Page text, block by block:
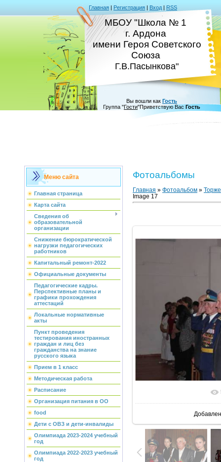
Главная | Регистрация | Вход | RSS
МБОУ "Школа № 1
г. Ардона
имени Героя Советского
Союза
Г.В.Пасынкова"
Вы вошли как Гость
Группа "Гости"Приветствую Вас Гость
Меню сайта
Главная страница
Карта сайта
Сведения об
образовательной
организации
Снижение бюрократической
нагрузки педагогических
работников
Капитальный ремонт-2022
Официальные документы
Педагогические кадры.
Перспективные планы и
графики прохождения
аттестаций
Локальные нормативные
акты
Пункт проведения
тестирования иностранных
граждан и лиц без
гражданства на знание
русского языка
Прием в 1 класс
Методическая работа
Расписание
Организация питания в ОО
food
Дети с ОВЗ и дети-инвалиды
Олимпиада 2023-2024 учебный
год
Олимпиада 2022-2023 учебный
год
Фотоальбомы
Главная » Фотоальбом »
Image 17
В